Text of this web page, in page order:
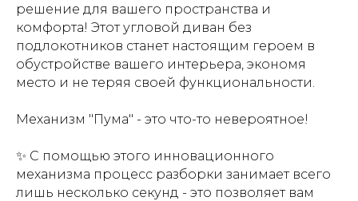
решение для вашего пространства и
комфорта! Этот угловой диван без
подлокотников станет настоящим героем в
обустройстве вашего интерьера, экономя
место и не теряя своей функциональности.
Механизм "Пума" - это что-то невероятное!
✨ С помощью этого инновационного
механизма процесс разборки занимает всего
лишь несколько секунд - это позволяет вам